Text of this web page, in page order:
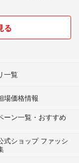
る
一覧
場価格情報
ーン一覧・おすすめ
式ショップ ファッシ